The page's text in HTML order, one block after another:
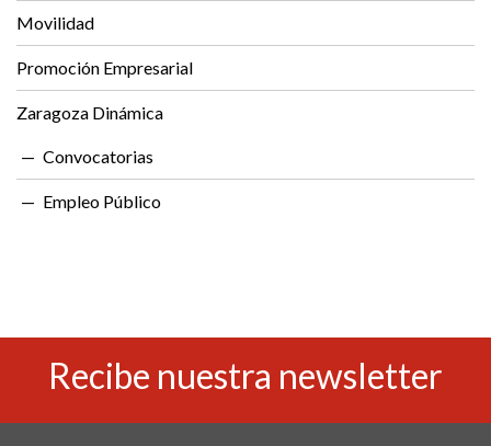
Movilidad
Promoción Empresarial
Zaragoza Dinámica
Convocatorias
Empleo Público
Recibe nuestra newsletter